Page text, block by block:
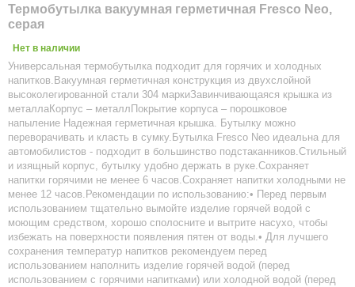
Термобутылка вакуумная герметичная Fresco Neo,
серая
Нет в наличии
Универсальная термобутылка подходит для горячих и холодных
напитков.Вакуумная герметичная конструкция из двухслойной
высоколегированной стали 304 маркиЗавинчивающаяся крышка из
металлаКорпус – металлПокрытие корпуса – порошковое
напыление Надежная герметичная крышка. Бутылку можно
переворачивать и класть в сумку.Бутылка Fresco Neo идеальна для
автомобилистов - подходит в большинство подстаканников.Стильный
и изящный корпус, бутылку удобно держать в руке.Сохраняет
напитки горячими не менее 6 часов.Сохраняет напитки холодными не
менее 12 часов.Рекомендации по использованию:• Перед первым
использованием тщательно вымойте изделие горячей водой с
моющим средством, хорошо сполосните и вытрите насухо, чтобы
избежать на поверхности появления пятен от воды.• Для лучшего
сохранения температур напитков рекомендуем перед
использованием наполнить изделие горячей водой (перед
использованием с горячими напитками) или холодной водой (перед